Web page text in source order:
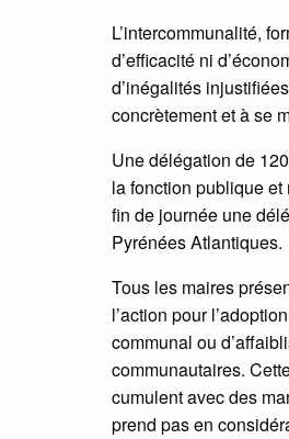
L’intercommunalité,
d’efficacité ni
d’inégalités
concrètement et à se
Une délégation de
la fonction publique et
fin de journée une
Pyrénées Atlantiques.
Tous les maires
l’action pour
communal ou
communautaires.
cumulent avec des
prend pas en